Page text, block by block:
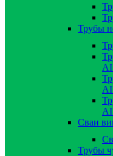
Трубы
Сваи
Трубы